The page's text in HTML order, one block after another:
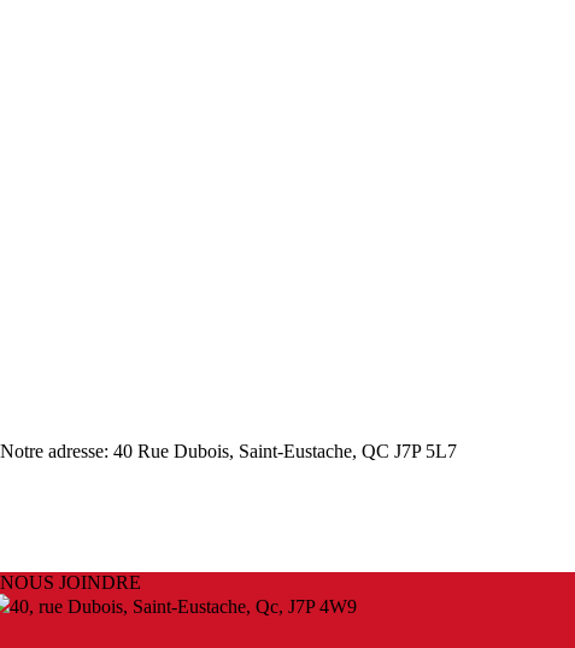
Notre adresse: 40 Rue Dubois, Saint-Eustache, QC J7P 5L7
NOUS JOINDRE
40, rue Dubois, Saint-Eustache, Qc, J7P 4W9